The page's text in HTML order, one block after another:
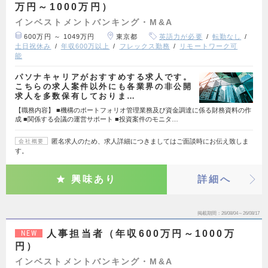
万円～1000万円）
インベストメントバンキング・M&A
600万円 ～ 1049万円 東京都 英語力が必要
転勤なし
土日祝休み
年収600万以上 フレックス勤務
リモートワーク可
能
パソナキャリアがおすすめする求人です。
こちらの求人案件以外にも各業界の非公開
求人を多数保有しておりま…
【職務内容】 ■機構のポートフォリオ管理業務及び資金調達に係る財務資料の作
成 ■関係する会議の運営サポート ■投資案件のモニタ…
会社概要
匿名求人のため、求人詳細につきましてはご面談時にお伝え致しま
す。
興味あり 詳細へ
掲載期間 26/08/04～26/08/17
NEW
人事担当者（年収600万円～1000万
円）
インベストメントバンキング・M&A